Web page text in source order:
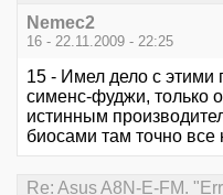
Nemec2
16 - 22.11.2009 - 22:25
15 - Имел дело с этими
сименс-фуджи, только
истинным
биосами там точно
Re: Asus A8N-E-FM.